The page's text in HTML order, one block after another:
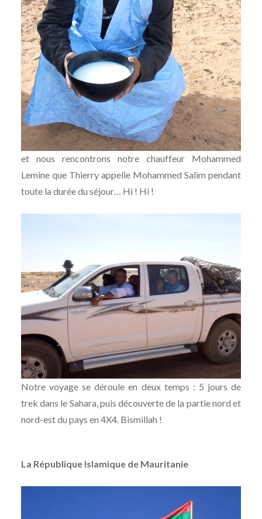
et nous rencontrons notre chauffeur Mohammed
Lemine que Thierry appelle Mohammed Salim pendant
toute la durée du séjour… Hi ! Hi !
Notre voyage se déroule en deux temps : 5 jours de
trek dans le Sahara, puis découverte de la partie nord et
nord-est du pays en 4X4. Bismillah !
La République Islamique de Mauritanie